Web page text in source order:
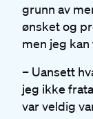
grunn av
ønsket og
men jeg
– Uansett
jeg ikke
var veldig